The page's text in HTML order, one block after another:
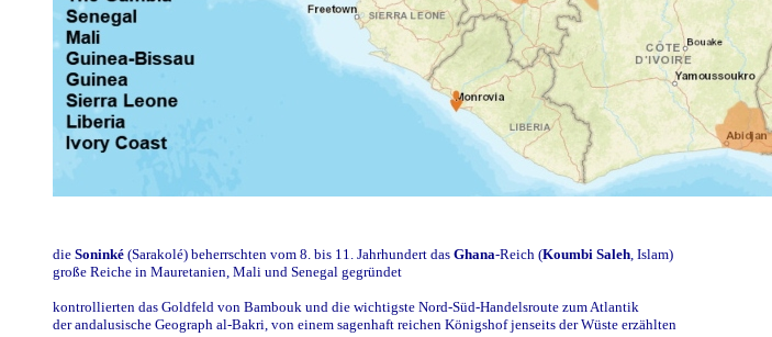
die Soninké (Sarakolé) beherrschten vom 8. bis 11. Jahrhundert das Ghana-Reich (Koumbi Saleh , Islam)
große Reiche in Mauretanien, Mali und Senegal gegründet
kontrollierten das Goldfeld von Bambouk und die wichtigste Nord-Süd-Handelsroute zum Atlantik
der andalusische Geograph al-Bakri, von einem sagenhaft reichen Königshof jenseits der Wüste erzählten